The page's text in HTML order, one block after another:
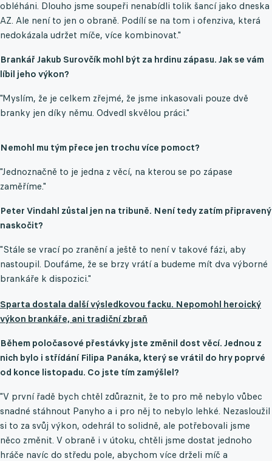
obléháni. Dlouho jsme soupeři nenabídli tolik šancí jako dneska
AZ. Ale není to jen o obraně. Podílí se na tom i ofenziva, která
nedokázala udržet míče, více kombinovat."
Brankář Jakub Surovčík mohl být za hrdinu zápasu. Jak se vám
líbil jeho výkon?
"Myslím, že je celkem zřejmé, že jsme inkasovali pouze dvě
branky jen díky němu. Odvedl skvělou práci."
Nemohl mu tým přece jen trochu více pomoct?
"Jednoznačně to je jedna z věcí, na kterou se po zápase
zaměříme."
Peter Vindahl zůstal jen na tribuně. Není tedy zatím připravený
naskočit?
"Stále se vrací po zranění a ještě to není v takové fázi, aby
nastoupil. Doufáme, že se brzy vrátí a budeme mít dva výborné
brankáře k dispozici."
Sparta dostala další výsledkovou facku. Nepomohl heroický
výkon brankáře, ani tradiční zbraň
Během poločasové přestávky jste změnil dost věcí. Jednou z
nich bylo i střídání Filipa Panáka, který se vrátil do hry poprvé
od konce listopadu. Co jste tím zamýšlel?
"V první řadě bych chtěl zdůraznit, že to pro mě nebylo vůbec
snadné stáhnout Panyho a i pro něj to nebylo lehké. Nezasloužil
si to za svůj výkon, odehrál to solidně, ale potřebovali jsme
něco změnit. V obraně i v útoku, chtěli jsme dostat jednoho
hráče navíc do středu pole, abychom více drželi míč a